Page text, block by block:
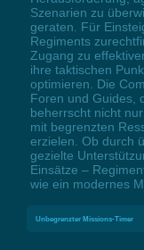
Szenarien zu
geraten. Für
Regiments
Zugang zu
ihre taktischen
optimieren. Die
Foren und Guides,
beherrscht nicht
mit begrenzten
erzielen. Ob durch
gezielte
Einsätze –
wie ein modernes
Unbegrenzter Missions-Timer